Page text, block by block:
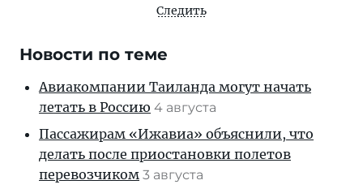
Следить
Новости по теме
Авиакомпании Таиланда могут начать
летать в Россию 4 августа
Пассажирам «Ижавиа» объяснили, что
делать после приостановки полетов
перевозчиком 3 августа